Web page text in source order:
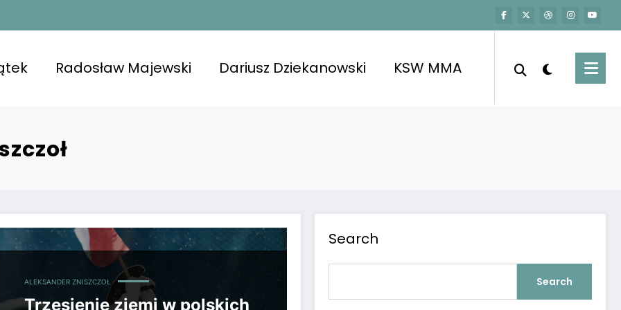
Radosław Majewski Dariusz Dziekanowski KSW MMA
trenerów, potwierdza PZN
ALEKSANDER ZNISZCZOŁ
Trzęsienie ziemi w polskich
Search
Search